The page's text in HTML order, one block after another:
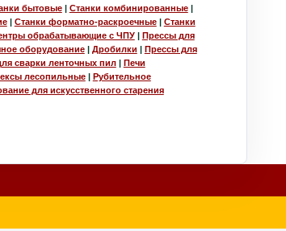
бытовые| Станки комбинированные|
| Станки форматно-раскроечные| Станки
обрабатывающие с ЧПУ|
Прессы для
оборудование| Дробилки
Прессы для
сварки ленточных пил|
Печи
лесопильные|
Рубительное
для искусственного старения